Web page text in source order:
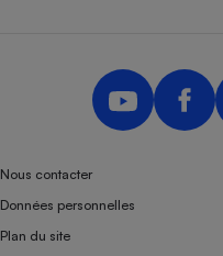
Nous contacter
Données personnelles
Plan du site